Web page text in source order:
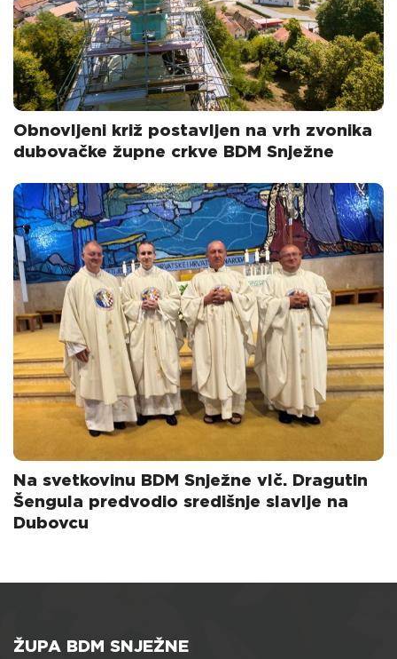
Obnovljeni križ postavljen na vrh zvonika
dubovačke župne crkve BDM Snježne
Na svetkovinu BDM Snježne vlč. Dragutin
Šengula predvodio središnje slavlje na
Dubovcu
ŽUPA BDM SNJEŽNE